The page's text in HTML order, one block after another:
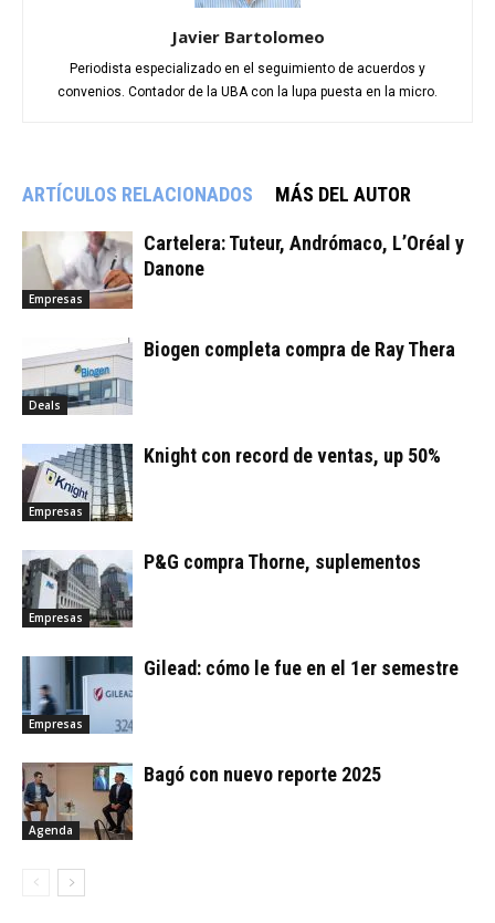
Javier Bartolomeo
Periodista especializado en el seguimiento de acuerdos y
convenios. Contador de la UBA con la lupa puesta en la micro.
ARTÍCULOS RELACIONADOS MÁS DEL AUTOR
Empresas
Cartelera: Tuteur, Andrómaco, L’Oréal y
Danone
Deals
Biogen completa compra de Ray Thera
Empresas
Knight con record de ventas, up 50%
Empresas
P&G compra Thorne, suplementos
Empresas
Gilead: cómo le fue en el 1er semestre
Agenda
Bagó con nuevo reporte 2025